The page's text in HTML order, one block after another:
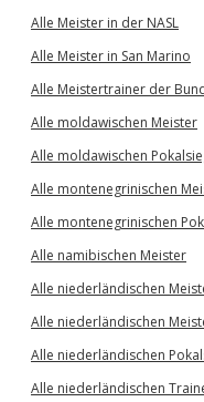
Alle Meister in der NASL
Alle Meister in San Marino
Alle Meistertrainer der
Alle moldawischen Meister
Alle moldawischen
Alle montenegrinischen
Alle montenegrinischen
Alle namibischen Meister
Alle niederländischen
Alle niederländischen
Alle niederländischen
Alle niederländischen